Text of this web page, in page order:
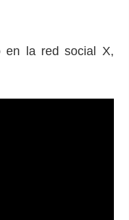
en la red social X,